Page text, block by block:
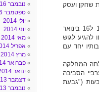
שחקן ועסק
אליהו יצא יחד עם 38 לוחמים כתגבורת לגוש עציון בלילה שבין ה15 ל16 בינואר
להגיע לגוש
יחד עם
המחלקה
הסביבה
("גבעת
נובמבר 2016
ספטמבר 2016
יולי 2014
יוני 2014
מאי 2014
אפריל 2014
מרץ 2014
פברואר 2014
ינואר 2014
דצמבר 2013
נובמבר 2013